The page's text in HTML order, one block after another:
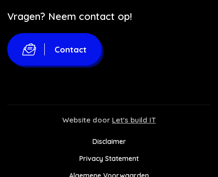
Vragen? Neem contact op!
Contact
Website door Let's build IT
Disclaimer
Privacy Statement